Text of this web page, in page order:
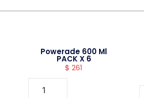
Powerade 600 Ml
PACK X 6
$ 261